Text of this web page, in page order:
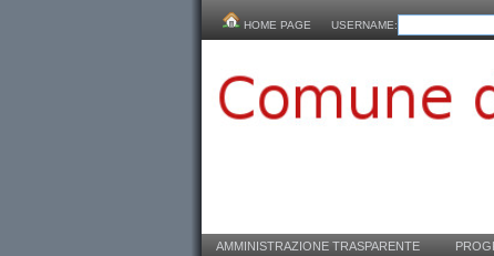
HOME PAGE USERNAME:
AMMINISTRAZIONE TRASPARENTE